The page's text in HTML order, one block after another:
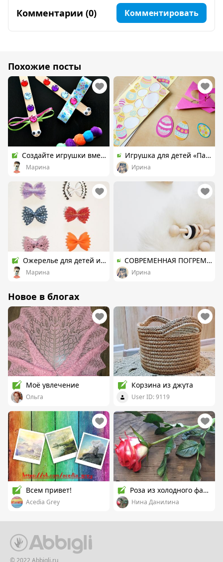
Комментарии (0) Комментировать
Похожие посты
Создайте игрушки вместе с детьми.
Марина
Игрушка для детей «Пасхальное яйцо» из прищепки.
Ирина
Ожерелье для детей из макарон.
Марина
СОВРЕМЕННАЯ ПОГРЕМУШКА ИЗ НАТУРАЛЬНЫХ МАТЕРИАЛОВ
Ирина
Новое в блогах
Моё увлечение
Ольга
Корзина из джута
User ID: 9119
Всем привет!
Acedia Grey
Роза из холодного фарфора
Нина Данилина